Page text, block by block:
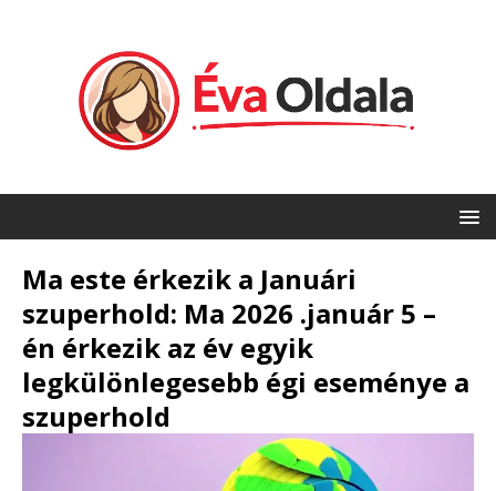
Ma este érkezik a Januári
szuperhold: Ma 2026 .január 5 –
én érkezik az év egyik
legkülönlegesebb égi eseménye a
szuperhold